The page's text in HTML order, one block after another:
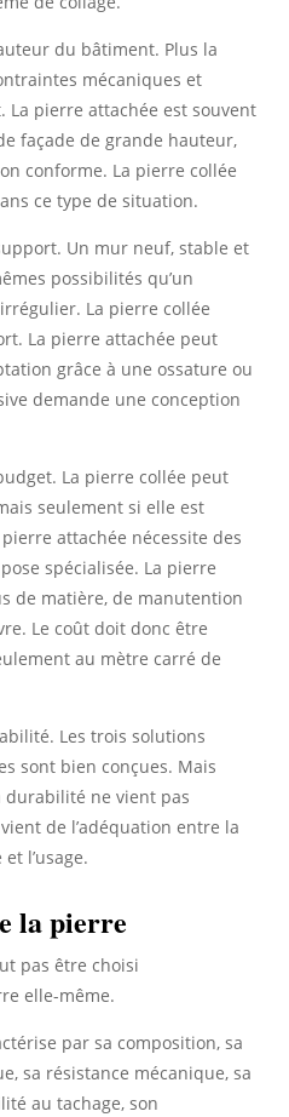
du bâtiment. Plus la
mécaniques et
pierre attachée est souvent
façade de grande hauteur,
conforme. La pierre collée
ce type de situation.
Un mur neuf, stable et
possibilités qu’un
La pierre collée
La pierre attachée peut
grâce à une ossature ou
demande une conception
La pierre collée peut
seulement si elle est
attachée nécessite des
spécialisée. La pierre
de matière, de manutention
Le coût doit donc être
au mètre carré de
Les trois solutions
sont bien conçues. Mais
durabilité ne vient pas
de l’adéquation entre la
l’usage.
la pierre
pas être choisi
elle-même.
par sa composition, sa
sa résistance mécanique, sa
au tachage, son